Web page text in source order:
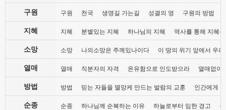
구원 구원 천국 생명길 가는길 성결의 영 구원의 방법
지혜 지혜 분별있는 지혜 하나님의 지혜 역사를 통해 지혜
소망 소망 나의소망은 주께있나이다 이 땅의 위기 앞에서 우
열매 열매 직분자의 자격 온유함으로 인도받으라 열매없이
방법 방법 믿는 자들을 멸망케 만드는 발람의 교훈 인간에게
순종 순종 하나님께 순복하는 이유 하늘로부터 임한 경고